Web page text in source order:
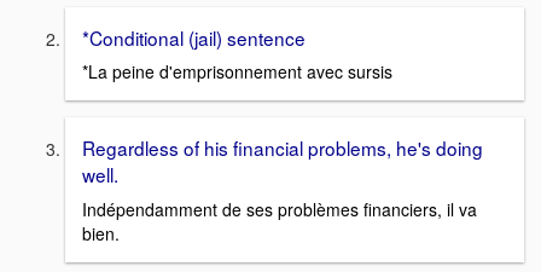
*Conditional (jail) sentence
*La peine d'emprisonnement avec sursis
Regardless of his financial problems, he's doing
well.
Indépendamment de ses problèmes financiers, il va
bien.